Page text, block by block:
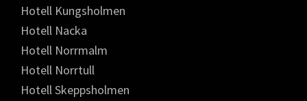
Hotell Kungsholmen
Hotell Nacka
Hotell Norrmalm
Hotell Norrtull
Hotell Skeppsholmen